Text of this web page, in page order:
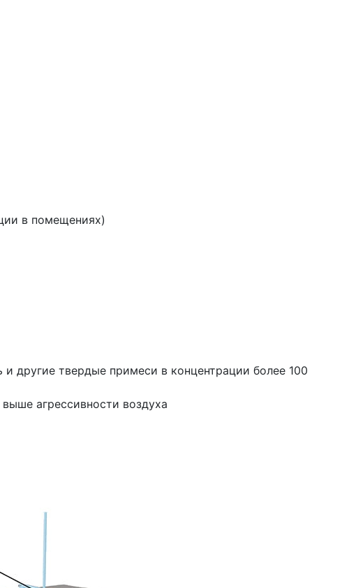
в помещениях)
другие твердые примеси в концентрации более 100
агрессивности воздуха